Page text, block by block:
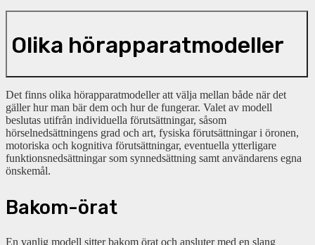
Olika hörapparatmodeller
Det finns olika hörapparatmodeller att välja mellan både när det
gäller hur man bär dem och hur de fungerar. Valet av modell
beslutas utifrån individuella förutsättningar, såsom
hörselnedsättningens grad och art, fysiska förutsättningar i öronen,
motoriska och kognitiva förutsättningar, eventuella ytterligare
funktionsnedsättningar som synnedsättning samt användarens egna
önskemål.
Bakom-örat
En vanlig modell sitter bakom örat och ansluter med en slang